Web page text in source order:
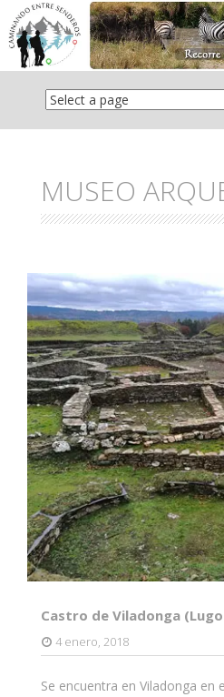
Saltar
contenido
MUSEO
Castro de Viladonga
4 enero, 2018
Se encuentra en Viladonga en